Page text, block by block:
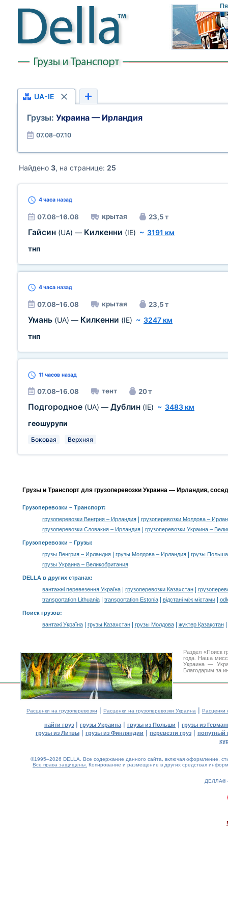
UA-IE
Грузы: Украина — Ирландия
07.08–07.10
Найдено 3, на странице: 25
4 часа назад
07.08–16.08 крытая 23,5 т
Гайсин (UA) — Килкенни (IE) ~ 3191 км
тнп
4 часа назад
07.08–16.08 крытая 23,5 т
Умань (UA) — Килкенни (IE) ~ 3247 км
тнп
11 часов назад
07.08–16.08 тент 20 т
Подгородное (UA) — Дублин (IE) ~ 3483 км
геошурупи
Боковая Верхняя
Грузы и Транспорт для грузоперевозки Украина — Ирландия,
Грузоперевозки – Транспорт:
грузоперевозки Венгрия – Ирландия|
грузоперевозки Молдова –
грузоперевозки Словакия – Ирландия| грузоперевозки Украина –
Грузоперевозки – Грузы:
грузы Венгрия – Ирландия| грузы Молдова – Ирландия|
грузы
грузы Украина – Великобритания
DELLA в других странах:
вантажні перевезення Україна| грузоперевозки Казахстан|
transportation Lithuania| transportation Estonia| відстані між містами|
Поиск грузов:
вантажі Україна| грузы Казахстан| грузы Молдова| жүктер Қазақстан|
Раздел «Поиск
года. Наша
Украина —
Благодарим за
Расценки на грузоперевозки | Расценки на грузоперевозки Украина | Расценки
найти груз | грузы Украина | грузы из Польши | грузы из
грузы из Литвы | грузы из Финляндии | перевезти груз | попутный
©1995–2026 DELLA. Все содержание данного сайта, включая оформление,
Все права защищены. Копирование и размещение в других средствах